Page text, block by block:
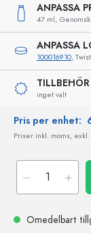
ANPASSA
47 ml,
ANPASSA
100016910,
TILLBEHÖR
inget valt
Pris per enhet:
Priser inkl. moms,
Omedelbart